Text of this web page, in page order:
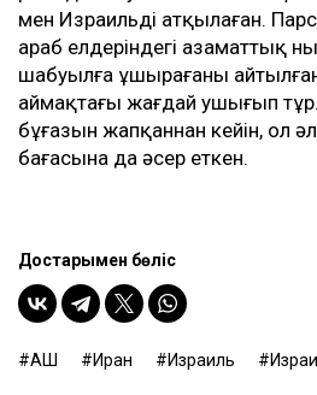
мен Израильді атқылаған.
араб елдеріндегі азаматтық
шабуылға ұшырағаны
аймақтағы жағдай ушығып тұр.
бұғазын жапқаннан кейін, ол
бағасына да әсер еткен.
Достарыңмен бөліс
АҚШ Иран Израиль